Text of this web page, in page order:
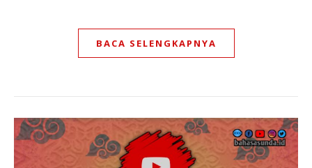
BACA SELENGKAPNYA